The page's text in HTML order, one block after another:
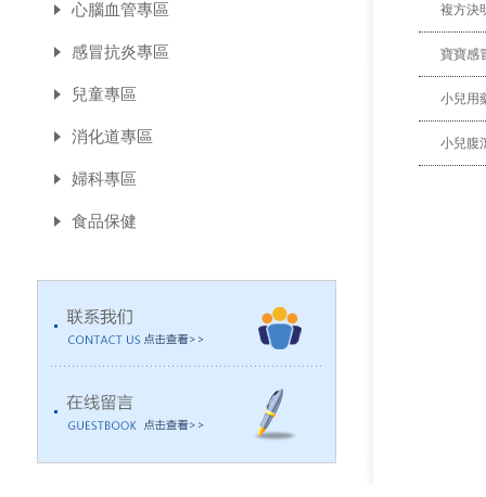
心腦血管專區
感冒抗炎專區
兒童專區
消化道專區
婦科專區
食品保健
複方決
寶寶感
小兒用
小兒腹